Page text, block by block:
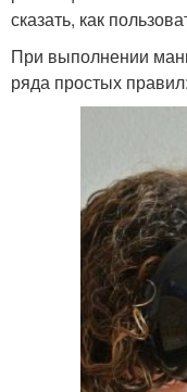
сказать, как
При выполнении
ряда простых правил: